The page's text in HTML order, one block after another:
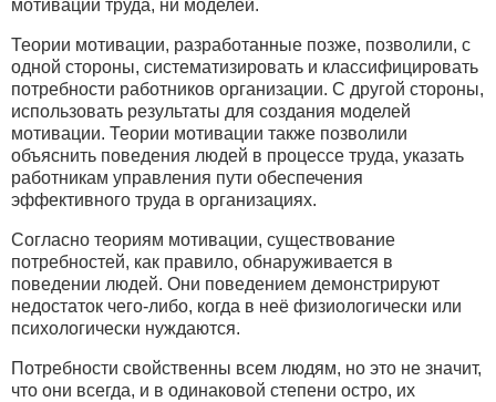
мотивации труда, ни моделей.
Теории мотивации, разработанные позже, позволили, с
одной стороны, систематизировать и классифицировать
потребности работников организации. С другой стороны,
использовать результаты для создания моделей
мотивации. Теории мотивации также позволили
объяснить поведения людей в процессе труда, указать
работникам управления пути обеспечения
эффективного труда в организациях.
Согласно теориям мотивации, существование
потребностей, как правило, обнаруживается в
поведении людей. Они поведением демонстрируют
недостаток чего-либо, когда в неё физиологически или
психологически нуждаются.
Потребности свойственны всем людям, но это не значит,
что они всегда, и в одинаковой степени остро, их